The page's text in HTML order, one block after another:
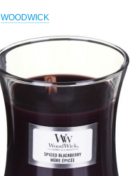
WOODWICK